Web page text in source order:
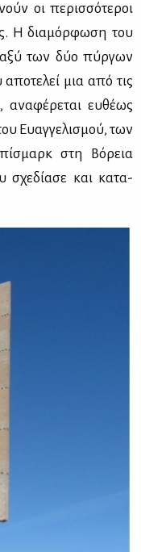
οι πε­ρισ­σό­τε­ροι
Η δια­μόρ­φω­ση του
των δύο πύρ­γων
μια από τις
ανα­φέ­ρε­ται ευ­θέ­ως
Ευαγ­γε­λι­σμού, των
στη Βό­ρεια
σχε­δί­α­σε και κα­τα­